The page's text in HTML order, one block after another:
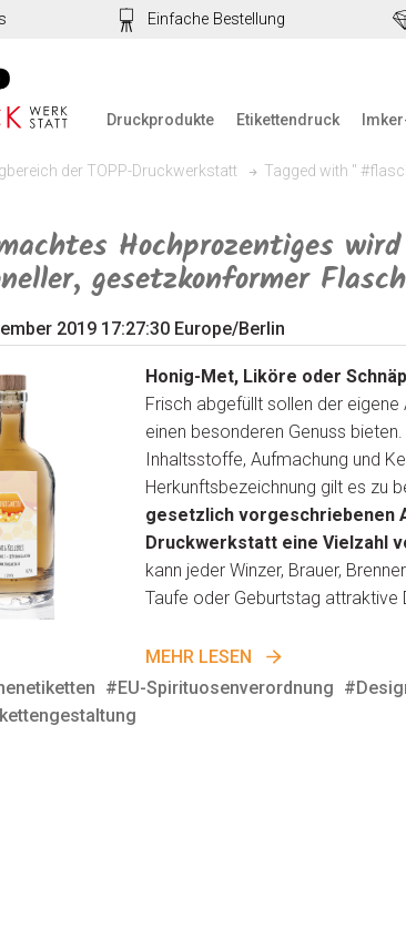
Einfache Bestellung
Druckprodukte Etikettendruck
der TOPP-Druckwerkstatt Tagged with "
Hochprozentiges
gesetzkonformer
2019 17:27:30 Europe/Berlin
Honig-Met, Liköre oder
Frisch abgefüllt sollen der
einen besonderen Genuss
Inhaltsstoffe, Aufmachung und
Herkunftsbezeichnung gilt es zu
gesetzlich vorgeschriebenen
Druckwerkstatt eine Vielzahl
kann jeder Winzer, Brauer,
Taufe oder Geburtstag attraktive
MEHR LESEN
#EU-Spirituosenverordnung